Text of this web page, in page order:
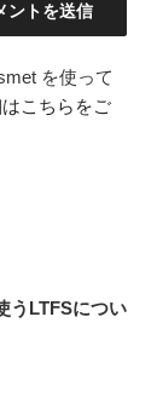
を使って
こちらをご
うLTFSについ